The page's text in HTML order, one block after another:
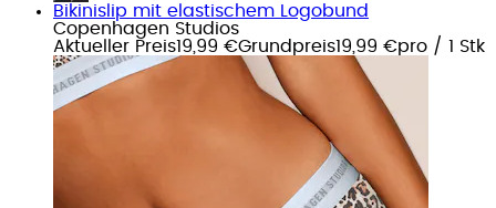
Bikinislip mit elastischem Logobund
Copenhagen Studios
Aktueller Preis19,99 €Grundpreis19,99 €pro / 1 Stk